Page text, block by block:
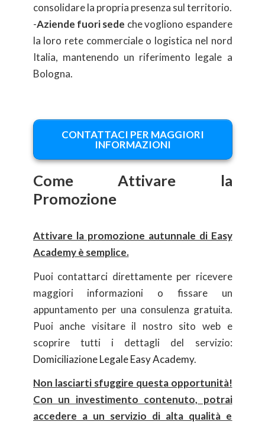
consolidare la propria presenza sul territorio.
-Aziende fuori sede che vogliono espandere
la loro rete commerciale o logistica nel nord
Italia, mantenendo un riferimento legale a
Bologna.
CONTATTACI PER MAGGIORI
INFORMAZIONI
Come Attivare la
Promozione
Attivare la promozione autunnale di Easy
Academy è semplice.
Puoi contattarci direttamente per ricevere
maggiori informazioni o fissare un
appuntamento per una consulenza gratuita.
Puoi anche visitare il nostro sito web e
scoprire tutti i dettagli del servizio:
Domiciliazione Legale Easy Academy.
Non lasciarti sfuggire questa opportunità!
Con un investimento contenuto, potrai
accedere a un servizio di alta qualità e